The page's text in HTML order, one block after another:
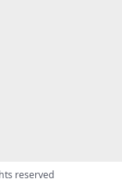
reserved